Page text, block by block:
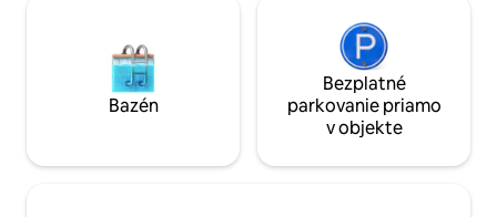
Bazén
Bezplatné
parkovanie priamo
v objekte